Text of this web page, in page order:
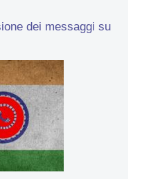
dei messaggi su